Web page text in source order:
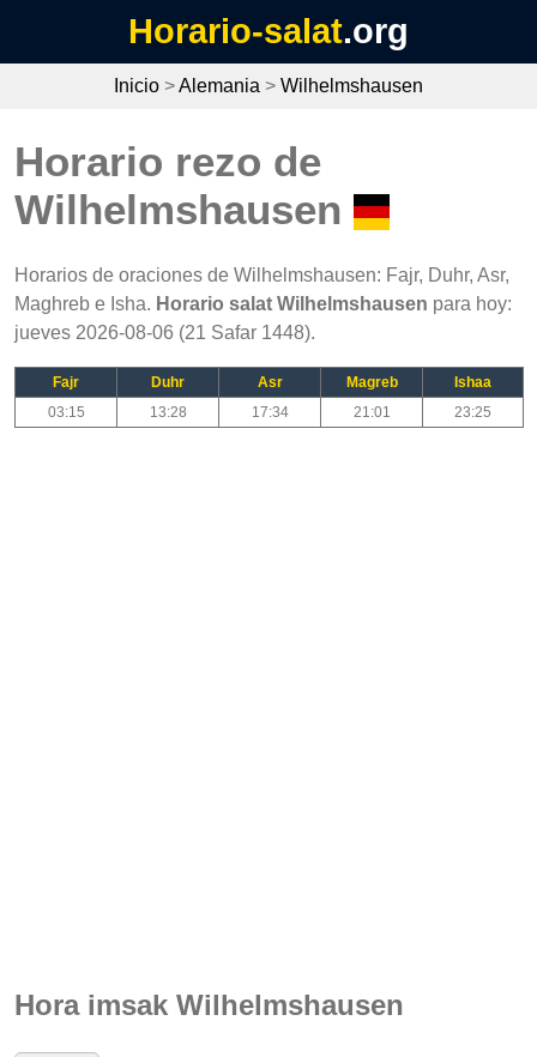
Horario-salat.org
Inicio >Alemania > Wilhelmshausen
Horario rezo de
Wilhelmshausen
Horarios de oraciones de Wilhelmshausen: Fajr, Duhr, Asr,
Maghreb e Isha. Horario salat Wilhelmshausen para hoy:
jueves 2026-08-06 (21 Safar 1448).
Fajr Duhr Asr Magreb
Ishaa
03:15
13:28 17:34 21:01 23:25
Hora imsak Wilhelmshausen